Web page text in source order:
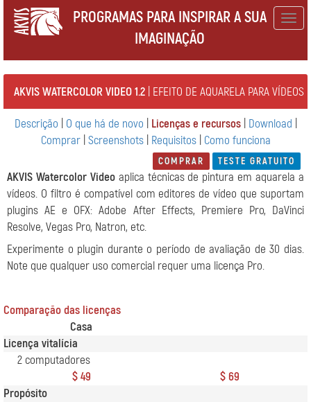
PROGRAMAS PARA INSPIRAR A SUA
IMAGINAÇÃO
AKVIS WATERCOLOR VIDEO 1.2 | EFEITO DE AQUARELA PARA VÍDEOS
Descrição O que há de novo Licenças e recursos| Download
Comprar| Screenshots| Requisitos| Como funciona
COMPRAR TESTE GRATUITO
AKVIS Watercolor Videoaplica técnicas de pintura em aquarela a
vídeos. O filtro é compatível com editores de vídeo que suportam
plugins AE e OFX: Adobe After Effects, Premiere Pro, DaVinci
Resolve, Vegas Pro, Natron, etc.
Experimente o plugin durante o período de avaliação de 30 dias.
Note que qualquer uso comercial requer uma licença Pro.
Comparação das licenças
Casa
Licença vitalícia
2 computadores
$ 49
$ 69
Propósito